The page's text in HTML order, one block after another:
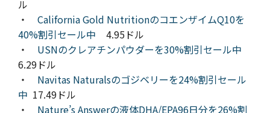
ル
・ California Gold NutritionのコエンザイムQ10を
40%割引セール中
4.95ドル
・ USNのクレアチンパウダーを30%割引セール中
6.29ドル
・ Navitas Naturalsのゴジベリーを24%割引セール
中 17.49ドル
・ Nature’s Answerの液体DHA/EPA96日分を26%割